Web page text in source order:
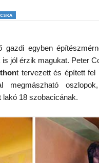
gazdi egyben
jól érzik magukat. Peter
t tervezett és épített fel
megmászható
18 szobacicának.